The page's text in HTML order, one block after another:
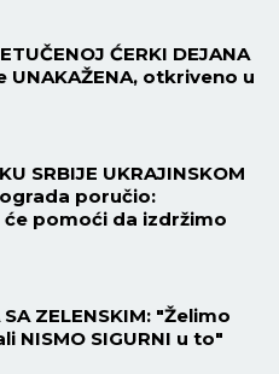
ĆERKI DEJANA
UNAKAŽENA, otkriveno u
SRBIJE UKRAJINSKOM
poručio:
pomoći da izdržimo
SA ZELENSKIM: "Želimo
NISMO SIGURNI u to"